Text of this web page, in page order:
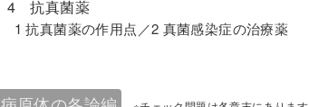
4 抗真菌薬
1 抗真菌薬の作用点／2 真菌感染症の治療薬